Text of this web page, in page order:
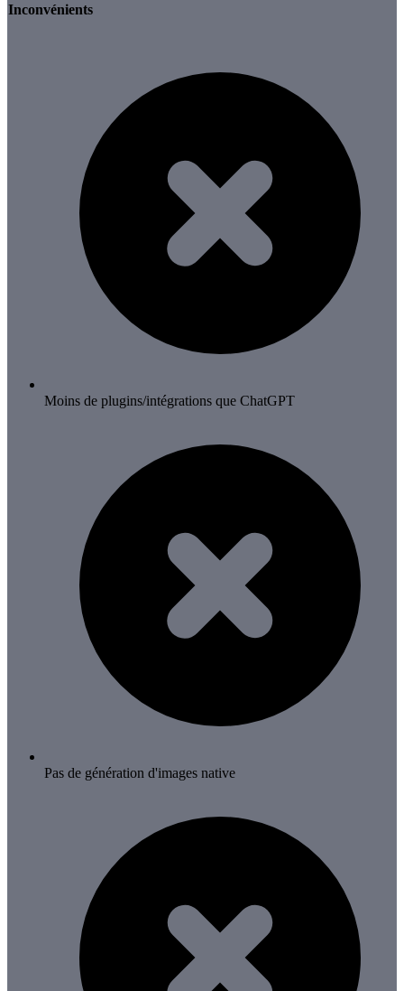
Inconvénients
Moins de plugins/intégrations que ChatGPT
Pas de génération d'images native